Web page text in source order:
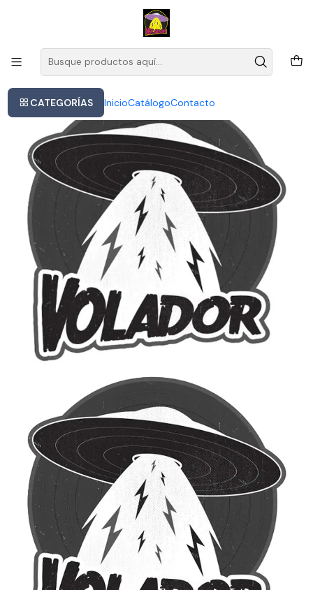
CATEGORÍAS InicioCatálogoContacto
Este es el texto del slide